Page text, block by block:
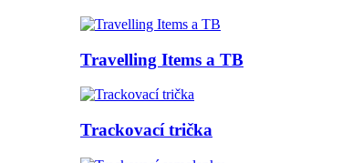
Travelling Items a TB
Trackovací trička